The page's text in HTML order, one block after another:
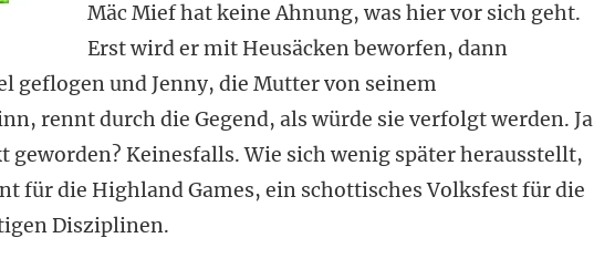
Mäc Mief hat keine Ahnung, was hier vor sich geht.
Erst wird er mit Heusäcken beworfen, dann
geflogen und Jenny, die Mutter von seinem
rennt durch die Gegend, als würde sie verfolgt werden. Ja
geworden? Keinesfalls. Wie sich wenig später herausstellt,
für die Highland Games, ein schottisches Volksfest für die
Disziplinen.